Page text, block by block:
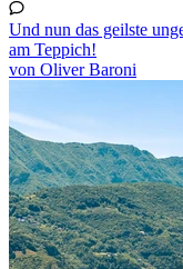
Und nun das geilste
am Teppich!
von Oliver Baroni